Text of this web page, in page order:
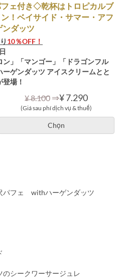
フェ付き◇乾杯はトロピカルブ
！ベイサイド・サマー・アフ
ダッツ
10％OFF！
」「マンゴー」「ドラゴンフル
ゲンダッツ アイスクリームとと
場！
¥ 8.100 ⇒¥ 7.290
(Giá sau phí dịch vụ & thuế)
Chọn
パフェ withハーゲンダッツ
のシークワーサージュレ